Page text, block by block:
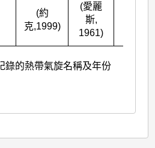
(約
克,1999)
(愛麗
斯,
1961)
錄的熱帶氣旋名稱及年份